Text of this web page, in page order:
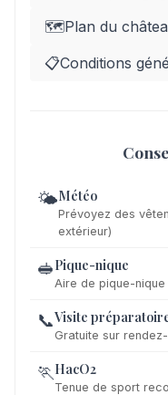
🗺️Plan du
📋Conditions
🌤️Météo
Prévoyez des
extérieur)
🥪Pique-nique
Aire de pique-
📞Visite
Gratuite sur
🏃HacO2
Tenue de sport